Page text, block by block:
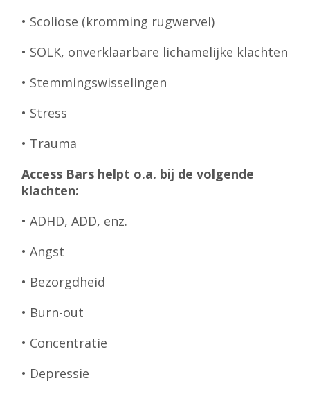
• Scoliose (kromming rugwervel)
• SOLK, onverklaarbare lichamelijke klachten
• Stemmingswisselingen
• Stress
• Trauma
Access Bars helpt o.a. bij de volgende
klachten:
• ADHD, ADD, enz.
• Angst
• Bezorgdheid
• Burn-out
• Concentratie
• Depressie